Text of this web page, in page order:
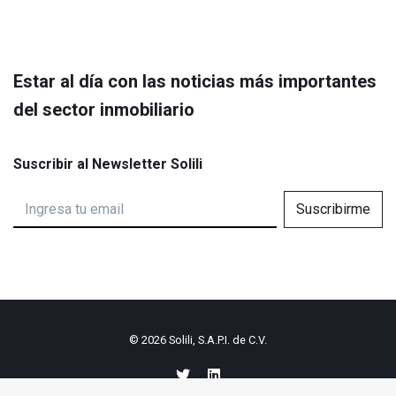
Estar al día con las noticias más importantes
del sector inmobiliario
Suscribir al Newsletter Solili
Suscribirme
© 2026 Solili, S.A.P.I. de C.V.